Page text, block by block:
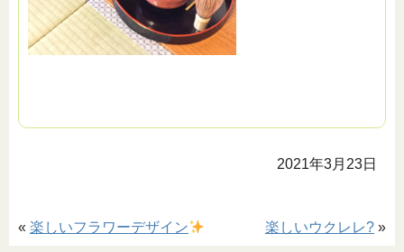
2021年3月23日
楽しいウクレレ? »
« 楽しいフラワーデザイン